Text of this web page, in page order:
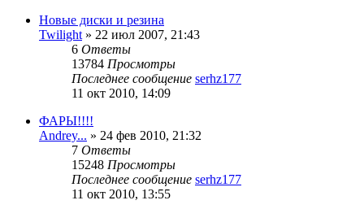
Новые диски и резина
Twilight » 22 июл 2007, 21:43
6 Ответы
13784 Просмотры
Последнее сообщение serhz177
11 окт 2010, 14:09
ФАРЫ!!!!
Andrey... » 24 фев 2010, 21:32
7 Ответы
15248 Просмотры
Последнее сообщение serhz177
11 окт 2010, 13:55